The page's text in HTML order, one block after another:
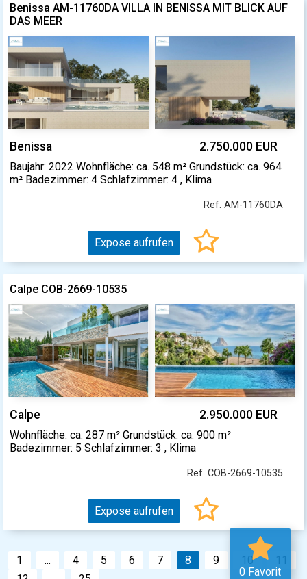
Benissa AM-11760DA VILLA IN BENISSA MIT BLICK AUF
DAS MEER
Benissa 2.750.000 EUR
Baujahr: 2022 Wohnfläche: ca. 548 m² Grundstück: ca. 964
m² Badezimmer: 4 Schlafzimmer: 4 , Klima
Ref. AM-11760DA
Expose aufrufen
Calpe COB-2669-10535
Calpe 2.950.000 EUR
Wohnfläche: ca. 287 m² Grundstück: ca. 900 m²
Badezimmer: 5 Schlafzimmer: 3 , Klima
Ref. COB-2669-10535
Expose aufrufen
1 ... 4 5 6 7 8 9 10
11
0 Favorit